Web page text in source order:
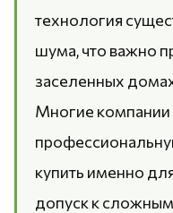
технология
шума, что важно
заселенных
Многие компании
купить именно
допуск к